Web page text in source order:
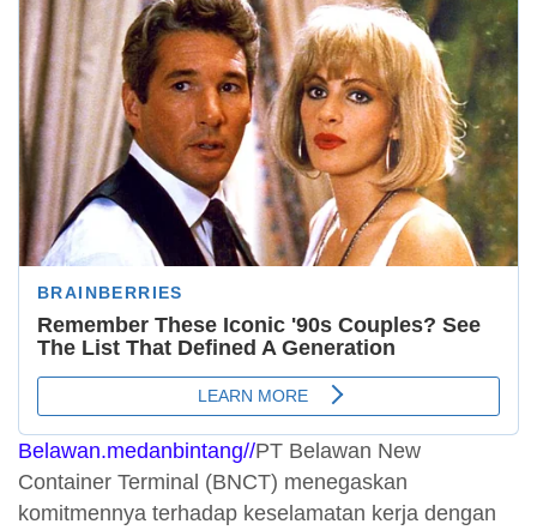
Belawan.medanbintang//PT Belawan New
Container Terminal (BNCT) menegaskan
komitmennya terhadap keselamatan kerja dengan